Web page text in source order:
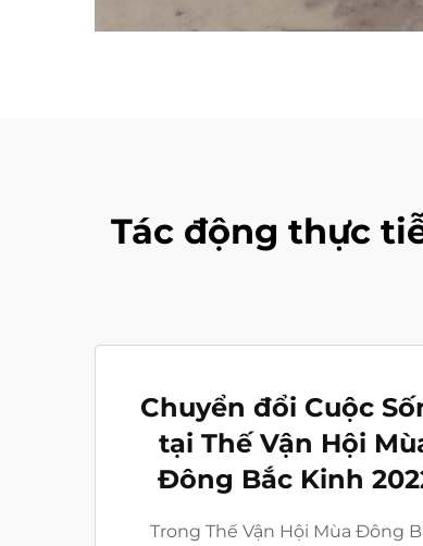
Tác động thực
Chuyển đổi Cuộc
tại Thế Vận Hội
Đông Bắc Kinh
Trong Thế Vận Hội Mùa Đông